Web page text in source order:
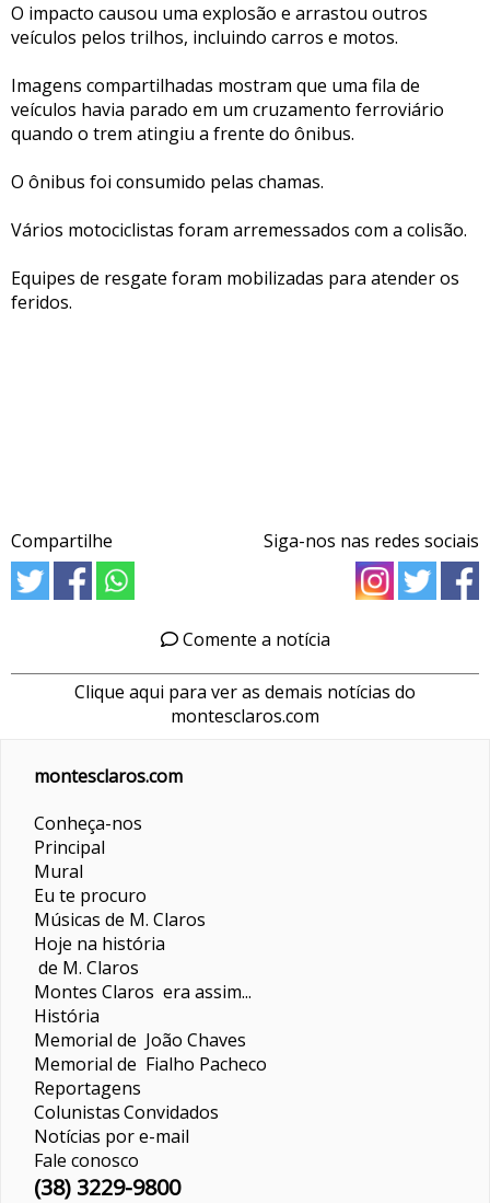
O impacto causou uma explosão e arrastou outros
veículos pelos trilhos, incluindo carros e motos.
Imagens compartilhadas mostram que uma fila de
veículos havia parado em um cruzamento ferroviário
quando o trem atingiu a frente do ônibus.
O ônibus foi consumido pelas chamas.
Vários motociclistas foram arremessados com a colisão.
Equipes de resgate foram mobilizadas para atender os
feridos.
Compartilhe Siga-nos nas redes sociais
Comente a notícia
Clique aqui para ver as demais notícias do
montesclaros.com
montesclaros.com
Conheça-nos
Principal
Mural
Eu te procuro
Músicas de M. Claros
Hoje na história
de M. Claros
Montes Claros era assim...
História
Memorial de João Chaves
Memorial de Fialho Pacheco
Reportagens
ColunistasConvidados
Notícias por e-mail
Fale conosco
(38) 3229-9800